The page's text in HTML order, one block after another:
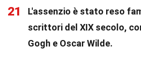
21
L'assenzio è stato reso
scrittori del XIX secolo,
Gogh e Oscar Wilde.